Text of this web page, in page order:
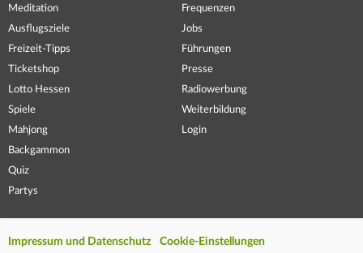
Meditation
Ausflugsziele
Freizeit-Tipps
Ticketshop
Lotto Hessen
Spiele
Mahjong
Backgammon
Quiz
Partys
Frequenzen
Jobs
Führungen
Presse
Radiowerbung
Weiterbildung
Login
Impressum und Datenschutz Cookie-Einstellungen